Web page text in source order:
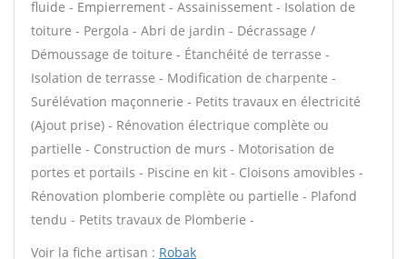
fluide - Empierrement - Assainissement - Isolation de
toiture - Pergola - Abri de jardin - Décrassage /
Démoussage de toiture - Étanchéité de terrasse -
Isolation de terrasse - Modification de charpente -
Surélévation maçonnerie - Petits travaux en électricité
(Ajout prise) - Rénovation électrique complète ou
partielle - Construction de murs - Motorisation de
portes et portails - Piscine en kit - Cloisons amovibles -
Rénovation plomberie complète ou partielle - Plafond
tendu - Petits travaux de Plomberie -
Voir la fiche artisan : Robak